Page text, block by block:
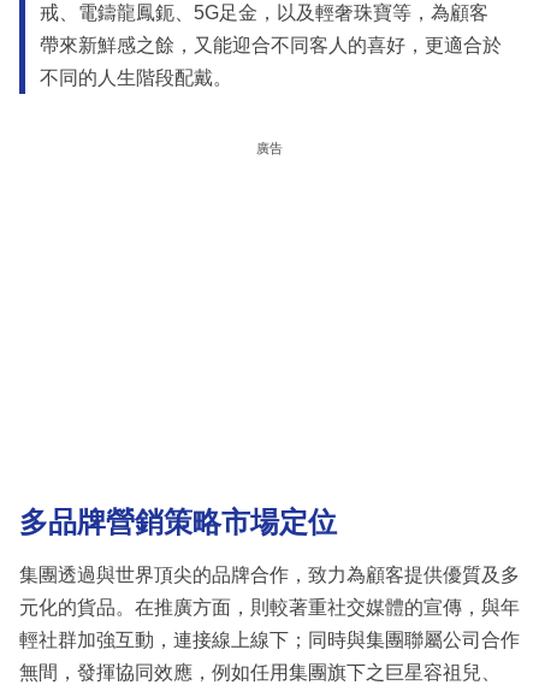
戒、電鑄龍鳳鈪、5G足金，以及輕奢珠寶等，為顧客
帶來新鮮感之餘，又能迎合不同客人的喜好，更適合於
不同的人生階段配戴。
廣告
多品牌營銷策略市場定位
集團透過與世界頂尖的品牌合作，致力為顧客提供優質及多
元化的貨品。在推廣方面，則較著重社交媒體的宣傳，與年
輕社群加強互動，連接線上線下；同時與集團聯屬公司合作
無間，發揮協同效應，例如任用集團旗下之巨星容祖兒、